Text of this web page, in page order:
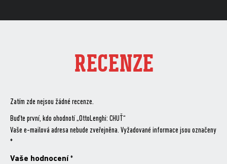
RECENZE
Zatím zde nejsou žádné recenze.
Buďte první, kdo ohodnotí „OttoLenghi: CHUŤ“
Vaše e-mailová adresa nebude zveřejněna. Vyžadované informace jsou označeny
*
Vaše hodnocení *